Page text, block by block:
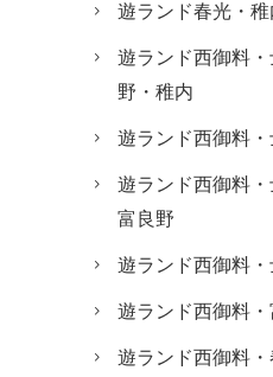
遊ランド春光・
遊ランド西御料
野・稚内
遊ランド西御料
遊ランド西御料・
富良野
遊ランド西御料
遊ランド西御料
遊ランド西御料